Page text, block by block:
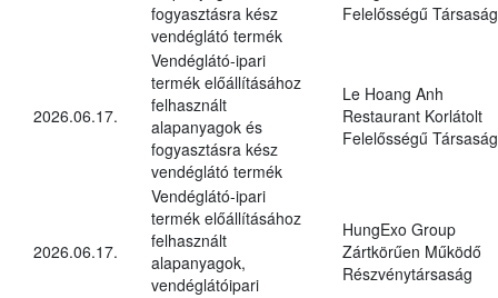
fogyasztásra kész
vendéglátó termék
Felelősségű Társaság
2026.06.17.
Vendéglátó-ipari
termék előállításához
felhasznált
alapanyagok és
fogyasztásra kész
vendéglátó termék
Le Hoang Anh
Restaurant Korlátolt
Felelősségű Társaság
2026.06.17.
Vendéglátó-ipari
termék előállításához
felhasznált
alapanyagok,
vendéglátóipari
HungExo Group
Zártkörűen Működő
Részvénytársaság